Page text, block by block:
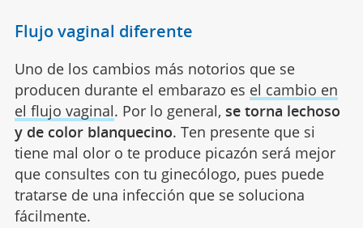
Flujo vaginal diferente
Uno de los cambios más notorios que se
producen durante el embarazo es el cambio en
el flujo vaginal. Por lo general, se torna lechoso
y de color blanquecino. Ten presente que si
tiene mal olor o te produce picazón será mejor
que consultes con tu ginecólogo, pues puede
tratarse de una infección que se soluciona
fácilmente.